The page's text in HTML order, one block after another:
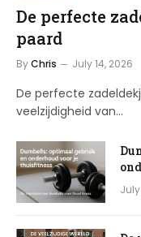
De perfecte
paard
ByChris July 14, 2026
De perfecte
veelzijdigheid van…
July